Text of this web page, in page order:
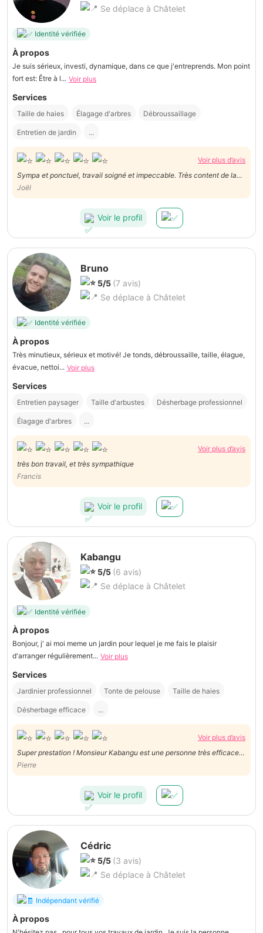
Se déplace à Châtelet
Identité vérifiée
À propos
Je suis sérieux, investi, dynamique, dans ce que j'entreprends. Mon point
fort est: Être à l... Voir plus
Services
Taille de haies Élagage d'arbres Débroussaillage
Entretien de jardin ...
Voir plus d’avis
Sympa et ponctuel, travail soigné et impeccable. Très content de la
prestation.
Joël
Voir le profil
Bruno
5/5 (7 avis)
Se déplace à Châtelet
Identité vérifiée
À propos
Très minutieux, sérieux et motivé! Je tonds, débroussaille, taille, élague,
évacue, nettoi... Voir plus
Services
Entretien paysager Taille d'arbustes Désherbage professionnel
Élagage d'arbres ...
Voir plus d’avis
très bon travail, et très sympathique
Francis
Voir le profil
Kabangu
5/5 (6 avis)
Se déplace à Châtelet
Identité vérifiée
À propos
Bonjour, j' ai moi meme un jardin pour lequel je me fais le plaisir
d'arranger régulièrement... Voir plus
Services
Jardinier professionnel Tonte de pelouse Taille de haies
Désherbage efficace ...
Voir plus d’avis
Super prestation ! Monsieur Kabangu est une personne très efficace !
Je referai appel à lui sans hésiter en cas de besoin !
Pierre
Voir le profil
Cédric
5/5 (3 avis)
Se déplace à Châtelet
Indépendant vérifié
À propos